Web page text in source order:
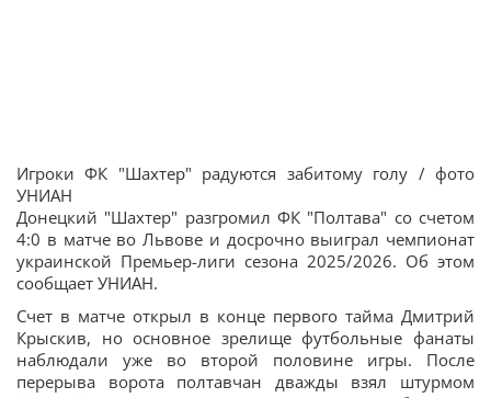
Игроки ФК "Шахтер" радуются забитому голу / фото
УНИАН
Донецкий "Шахтер" разгромил ФК "Полтава" со счетом
4:0 в матче во Львове и досрочно выиграл чемпионат
украинской Премьер-лиги сезона 2025/2026. Об этом
сообщает УНИАН.
Счет в матче открыл в конце первого тайма Дмитрий
Крыскив, но основное зрелище футбольные фанаты
наблюдали уже во второй половине игры. После
перерыва ворота полтавчан дважды взял штурмом